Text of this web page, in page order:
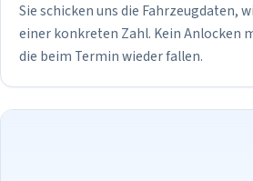
Sie schicken uns die Fahrzeugdaten,
einer konkreten Zahl. Kein Anlocken
die beim Termin wieder fallen.